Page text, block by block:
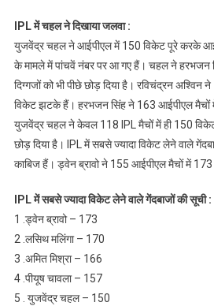
जैसे
के
रिकॉर्ड
किए
ध्वस्त
IPL में चहल ने दिखाया जलवा :
युजवेंद्र चहल ने आईपीएल में 150 विकेट पूरे करके
के मामले में पांचवें नंबर पर आ गए हैं। चहल ने हरभजन
दिग्गजों को भी पीछे छोड़ दिया है। रविचंद्रन
विकेट झटके हैं। हरभजन सिंह ने 163 आईपीएल मैचों
युजवेंद्र चहल ने केवल 118 IPL मैचों में ही 150
छोड़ दिया है। IPL में सबसे ज्यादा विकेट लेने वाले
काबिज हैं। ड्वेन ब्रावो ने 155 आईपीएल मैचों में
IPL में सबसे ज्यादा विकेट लेने वाले गेंदबाजों की सूची :
1 .ड्वेन ब्रावो – 173
2 .लसिथ मलिंगा – 170
3 .अमित मिश्रा – 166
4 .पीयूष चावला – 157
5 . युजवेंद्र चहल – 150